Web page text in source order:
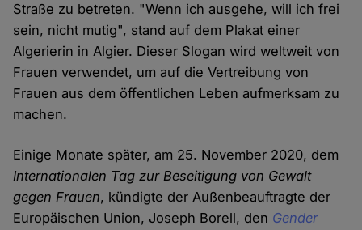
Straße zu betreten. "Wenn ich ausgehe, will ich frei
sein, nicht mutig", stand auf dem Plakat einer
Algerierin in Algier. Dieser Slogan wird weltweit von
Frauen verwendet, um auf die Vertreibung von
Frauen aus dem öffentlichen Leben aufmerksam zu
machen.
Einige Monate später, am 25. November 2020, dem
Internationalen Tag zur Beseitigung von Gewalt
gegen Frauen, kündigte der Außenbeauftragte der
Europäischen Union, Joseph Borell, den Gender